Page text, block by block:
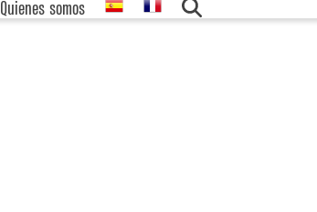
Quienes somos